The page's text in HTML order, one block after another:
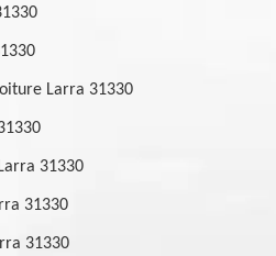
Larra 31330
31330
31330
31330